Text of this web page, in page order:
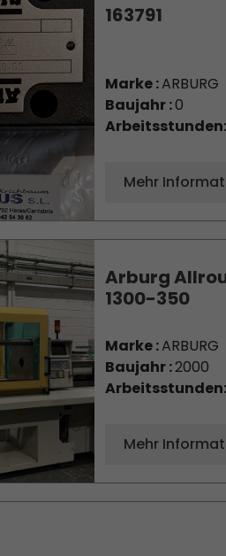
163791
Marke :ARBURG
Baujahr :0
Arbeitsstunden:
Mehr
Arburg
1300-350
Marke :ARBURG
Baujahr :2000
Arbeitsstunden:
Mehr